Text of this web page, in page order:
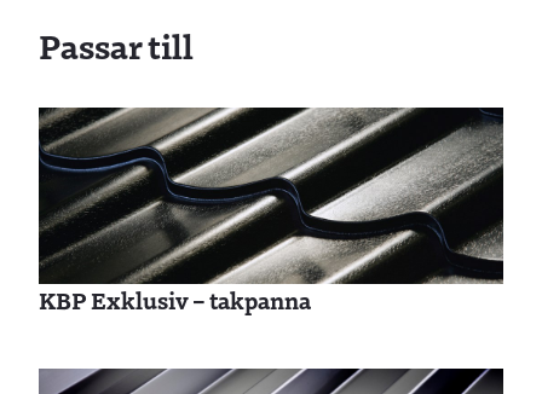
Passar till
KBP Exklusiv – takpanna